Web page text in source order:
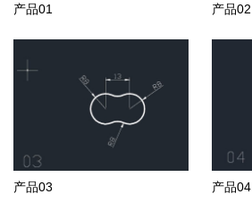
产品01 产品02
产品03 产品04